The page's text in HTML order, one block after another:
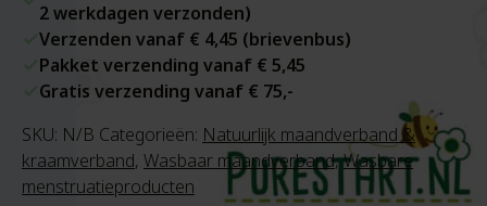
2 werkdagen verzonden)
Verzenden vanaf € 4,45 (brievenbus)
Pakket verzending vanaf € 5,45
Gratis verzending vanaf € 75,-
SKU: N/B Categorieën: Natuurlijk maandverband &
kraamverband, Wasbaar maandverband,Wasbare
menstruatieproducten